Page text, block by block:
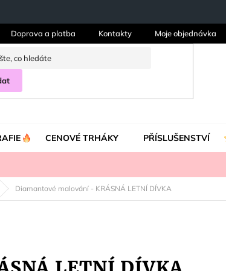
Doprava a platba Kontakty Moje objednávka
CENOVÉ TRHÁKY PŘÍSLUŠENSTVÍ
Diamantové malování - KRÁSNÁ LETNÍ DÍVKA